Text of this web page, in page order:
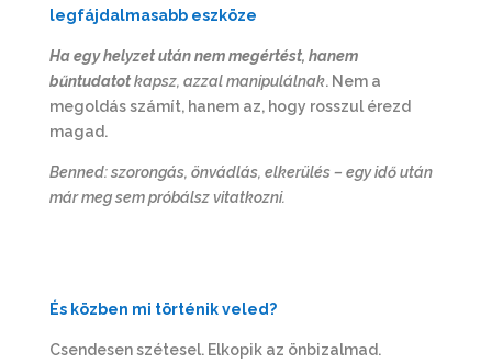
legfájdalmasabb eszköze
Ha egy helyzet után nem megértést, hanem
bűntudatotkapsz, azzal manipulálnak. Nem a
megoldás számít, hanem az, hogy rosszul érezd
magad.
Benned: szorongás, önvádlás, elkerülés – egy idő után
már meg sem próbálsz vitatkozni.
És közben mi történik veled?
Csendesen szétesel. Elkopik az önbizalmad.